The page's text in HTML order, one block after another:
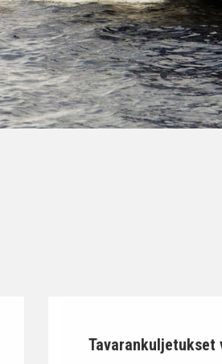
Tavarankuljetukset